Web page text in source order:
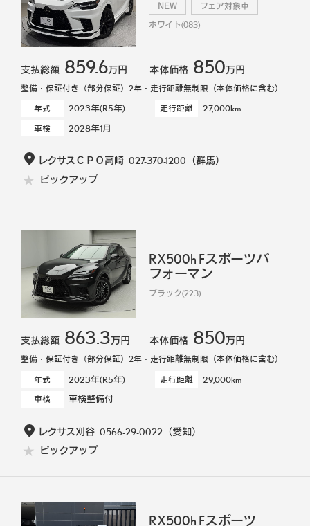
NEW フェア対象車
ホワイト(083)
支払総額 859.6万円 本体価格 850万円
整備・保証付き（部分保証）2年・走行距離無制限（本体価格に含む）
年式
2023年(R5年) 走行距離 27,000km
車検 2028年1月
レクサスＣＰＯ高崎 027-370-1200 （群馬）
ピックアップ
RX500h Fスポーツパ
フォーマン
ブラック(223)
支払総額 863.3万円 本体価格 850万円
整備・保証付き（部分保証）2年・走行距離無制限（本体価格に含む）
年式
2023年(R5年) 走行距離 29,000km
車検 車検整備付
レクサス刈谷 0566-29-0022 （愛知）
ピックアップ
RX500h Fスポーツ